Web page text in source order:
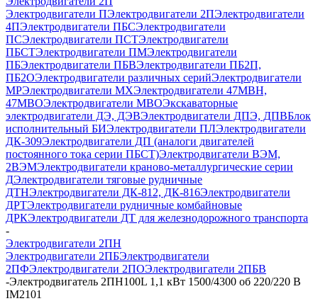
Электродвигатели ПЭлектродвигатели 2ПЭлектродвигатели
4ПЭлектродвигатели ПБСЭлектродвигатели
ПСЭлектродвигатели ПСТЭлектродвигатели
ПБСТЭлектродвигатели ПМЭлектродвигатели
ПБЭлектродвигатели ПБВЭлектродвигатели ПБ2П,
ПБ2ОЭлектродвигатели различных серийЭлектродвигатели
МРЭлектродвигатели MXЭлектродвигатели 47MBH,
47МВОЭлектродвигатели MBOЭкскаваторные
электродвигатели ДЭ, ДЭВЭлектродвигатели ДПЭ, ДПВБлок
исполнительный БИЭлектродвигатели ПЛЭлектродвигатели
ДК-309Электродвигатели ДП (аналоги двигателей
постоянного тока серии ПБСТ)Электродвигатели ВЭМ,
2ВЭМЭлектродвигатели краново-металлургические серии
ДЭлектродвигатели тяговые рудничные
ДТНЭлектродвигатели ДК-812, ДК-816Электродвигатели
ДРТЭлектродвигатели рудничные комбайновые
ДРКЭлектродвигатели ДТ для железнодорожного транспорта
-
Электродвигатели 2ПН
Электродвигатели 2ПБЭлектродвигатели
2ПФЭлектродвигатели 2ПОЭлектродвигатели 2ПБВ
-Электродвигатель 2ПН100L 1,1 кВт 1500/4300 об 220/220 В
IM2101